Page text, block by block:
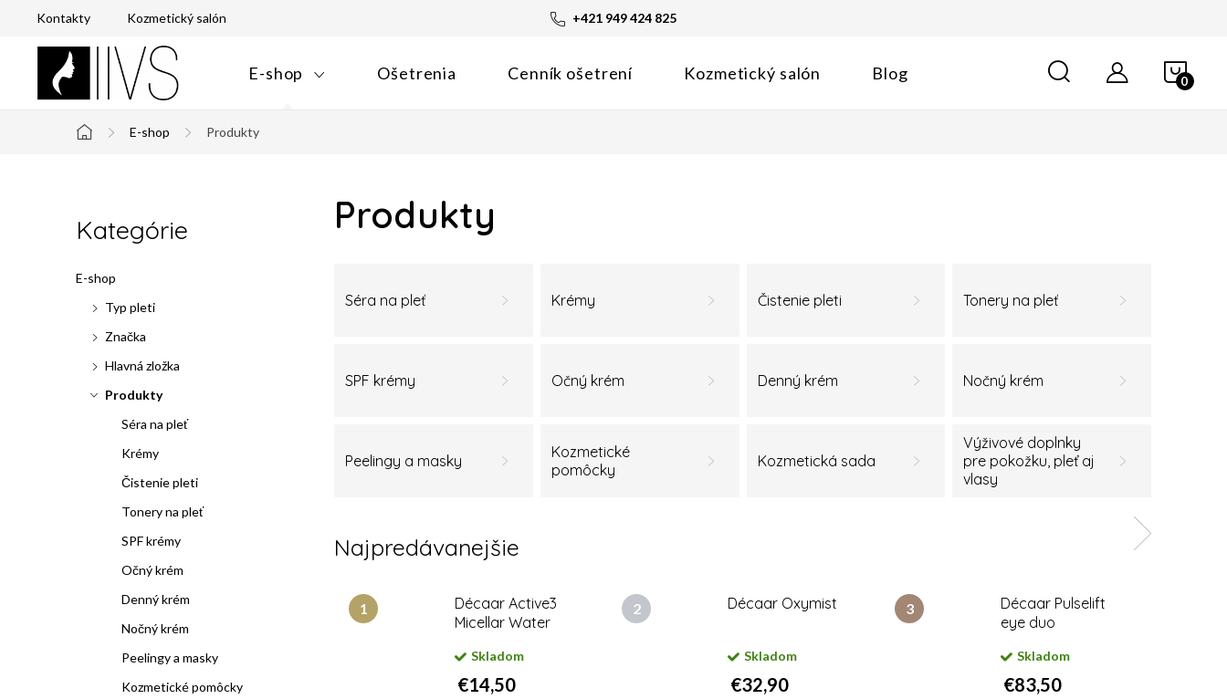
+421 949 424 825
Kontakty Kozmetický salón
E-shop Ošetrenia Cenník ošetrení Kozmetický salón Blog
Domov
E-shop Produkty
o
č
n
ý
p
Preskočiť
kategórie
Kategórie
E-shop
Typ pleti
Značka
Hlavná zložka
Produkty
Séra na pleť
Krémy
Čistenie pleti
Tonery na pleť
SPF krémy
Očný krém
Denný krém
Nočný krém
Peelingy a masky
Kozmetické pomôcky
Produkty
Séra na pleť Krémy Čistenie pleti Tonery na pleť
SPF krémy Očný krém Denný krém Nočný krém
Peelingy a masky
Kozmetické
pomôcky
Kozmetická sada
Výživové doplnky
pre pokožku, pleť aj
vlasy
Najpredávanejšie
Décaar Active3
Micellar Water
Skladom
€14,50
Décaar Oxymist
Skladom
€32,90
Décaar Pulselift
eye duo
Skladom
€83,50